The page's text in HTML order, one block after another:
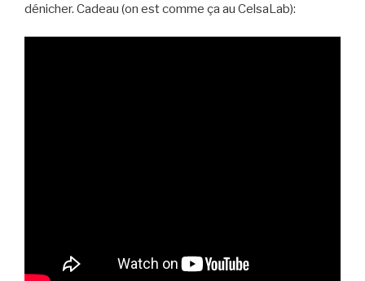
dénicher. Cadeau (on est comme ça au CelsaLab):